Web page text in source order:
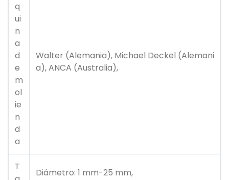
q
ui
n
a
d
e
m
ol
ie
n
d
a
Walter (Alemania), Michael Deckel (Alemani
a), ANCA (Australia),
T
Diámetro: 1 mm-25 mm,